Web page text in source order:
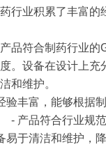
行业积累了丰富的
产品符合制药行业的
。设备在设计上充
和维护。
验丰富，能够根据
- 产品符合行业规
于清洁和维护，